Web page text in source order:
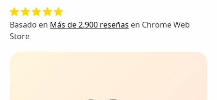
Basado en Más de 2.900 reseñas en Chrome Web
Store